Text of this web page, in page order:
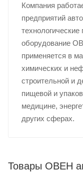
Компания
предприятий
оборудование
применяется в
химических и
строительной и
пищевой и
медицине,
других сферах.
Товары ОВЕН